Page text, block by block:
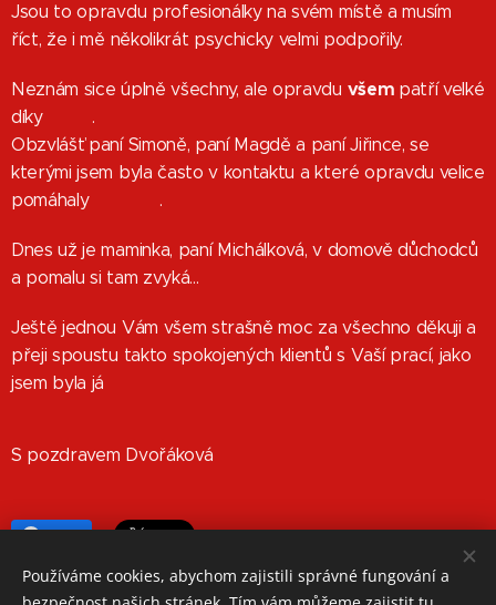
Jsou to opravdu profesionálky na svém místě a musím
říct, že i mě několikrát psychicky velmi podpořily.
Neznám sice úplně všechny, ale opravdu všem patří velké
díky ❤️❤️.
Obzvlášť paní Simoně, paní Magdě a paní Jiřince, se
kterými jsem byla často v kontaktu a které opravdu velice
pomáhaly 🙏🙏🙏.
Dnes už je maminka, paní Michálková, v domově důchodců
a pomalu si tam zvyká…
Ještě jednou Vám všem strašně moc za všechno děkuji a
přeji spoustu takto spokojených klientů s Vaší prací, jako
jsem byla já
S pozdravem Dvořáková
Share
Používáme cookies, abychom zajistili správné fungování a